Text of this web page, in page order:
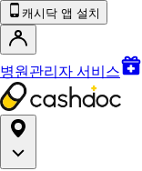
캐시닥 앱 설치
병원관리자 서비스